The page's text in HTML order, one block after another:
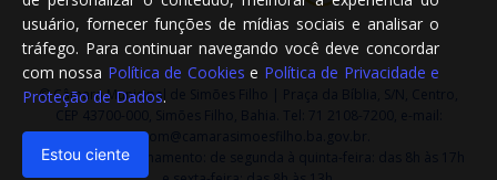
© Câmara Municipal de Simões Filho | Praça da Bíblia, S/N, Centro,
CEP 43700-000, Simões Filho, Bahia. Tel: 71 2108-7200, e-mail:
ascom@camarasimoesfilho.ba.gov.br.
Horário de Funcionamento: de segunda à quinta-feira: das 8h às 17h
usuário, fornecer funções de mídias sociais e analisar o
tráfego. Para continuar navegando você deve concordar
com nossa Política de Cookies e Política de Privacidade e
Proteção de Dados.
Estou ciente